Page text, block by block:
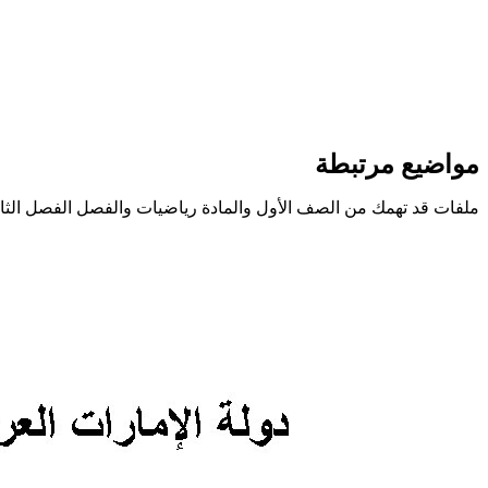
مواضيع مرتبطة
ملفات قد تهمك من الصف الأول والمادة رياضيات والفصل الفصل